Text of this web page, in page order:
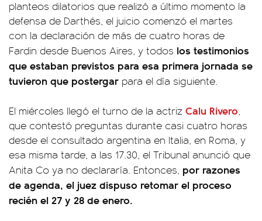
planteos dilatorios que realizó a último momento la
defensa de Darthés, el juicio comenzó el martes
con la declaración de más de cuatro horas de
Fardin desde Buenos Aires, y todos los testimonios
que estaban previstos para esa primera jornada se
tuvieron que postergar para el día siguiente.
El miércoles llegó el turno de la actriz Calu Rivero,
que contestó preguntas durante casi cuatro horas
desde el consultado argentina en Italia, en Roma, y
esa misma tarde, a las 17.30, el Tribunal anunció que
Anita Co ya no declararía. Entonces, por razones
de agenda, el juez dispuso retomar el proceso
recién el 27 y 28 de enero.